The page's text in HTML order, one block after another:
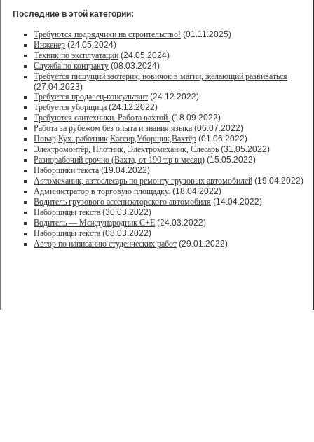
Последние в этой категории:
Требуются подрядчики на строительство! (01.11.2025)
Инженер (24.05.2024)
Техник по эксплуатации (24.05.2024)
Служба по контракту (08.03.2024)
Требуется пишущий эзотерик, новичок в магии, желающий развиваться
(27.04.2023)
Требуется продавец-консультант (24.12.2022)
Требуется уборщица (24.12.2022)
Требуются сантехники. Работа вахтой. (18.09.2022)
Работа за рубежом без опыта и знания языка (06.07.2022)
Повар,Кух. работник,Кассир,Уборщик,Вахтёр (01.06.2022)
Электромонтёр, Плотник, Электромеханик, Слесарь (31.05.2022)
Paзнoрабочий cрочно (Вахта, от 190 т.р в месяц) (15.05.2022)
Наборщики текста (19.04.2022)
Автомеханик, автослесарь по ремонту грузовых автомобилей (19.04.2022)
Администратор в торговую площадку. (18.04.2022)
Водитель грузового ассенизаторского автомобиля (14.04.2022)
Наборщицы текста (30.03.2022)
Водитель — Международник С+Е (24.03.2022)
Наборщицы текста (08.03.2022)
Автор по написанию студенческих работ (29.01.2022)